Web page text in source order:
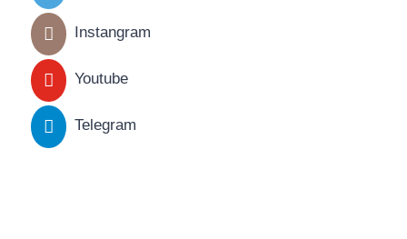
Instangram
Youtube
Telegram